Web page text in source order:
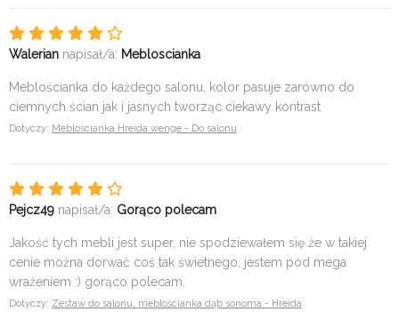
Walerian napisał/a: Mebloscianka
Meblościanka do każdego salonu, kolor pasuje zarówno do
ciemnych ścian jak i jasnych tworząc ciekawy kontrast
Dotyczy: Meblościanka Hreida wenge - Do salonu
Pejcz49 napisał/a: Gorąco polecam
Jakość tych mebli jest super, nie spodziewałem się że w takiej
cenie można dorwać coś tak świetnego, jestem pod mega
wrażeniem :) gorąco polecam.
Dotyczy: Zestaw do salonu, meblościanka dąb sonoma - Hreida